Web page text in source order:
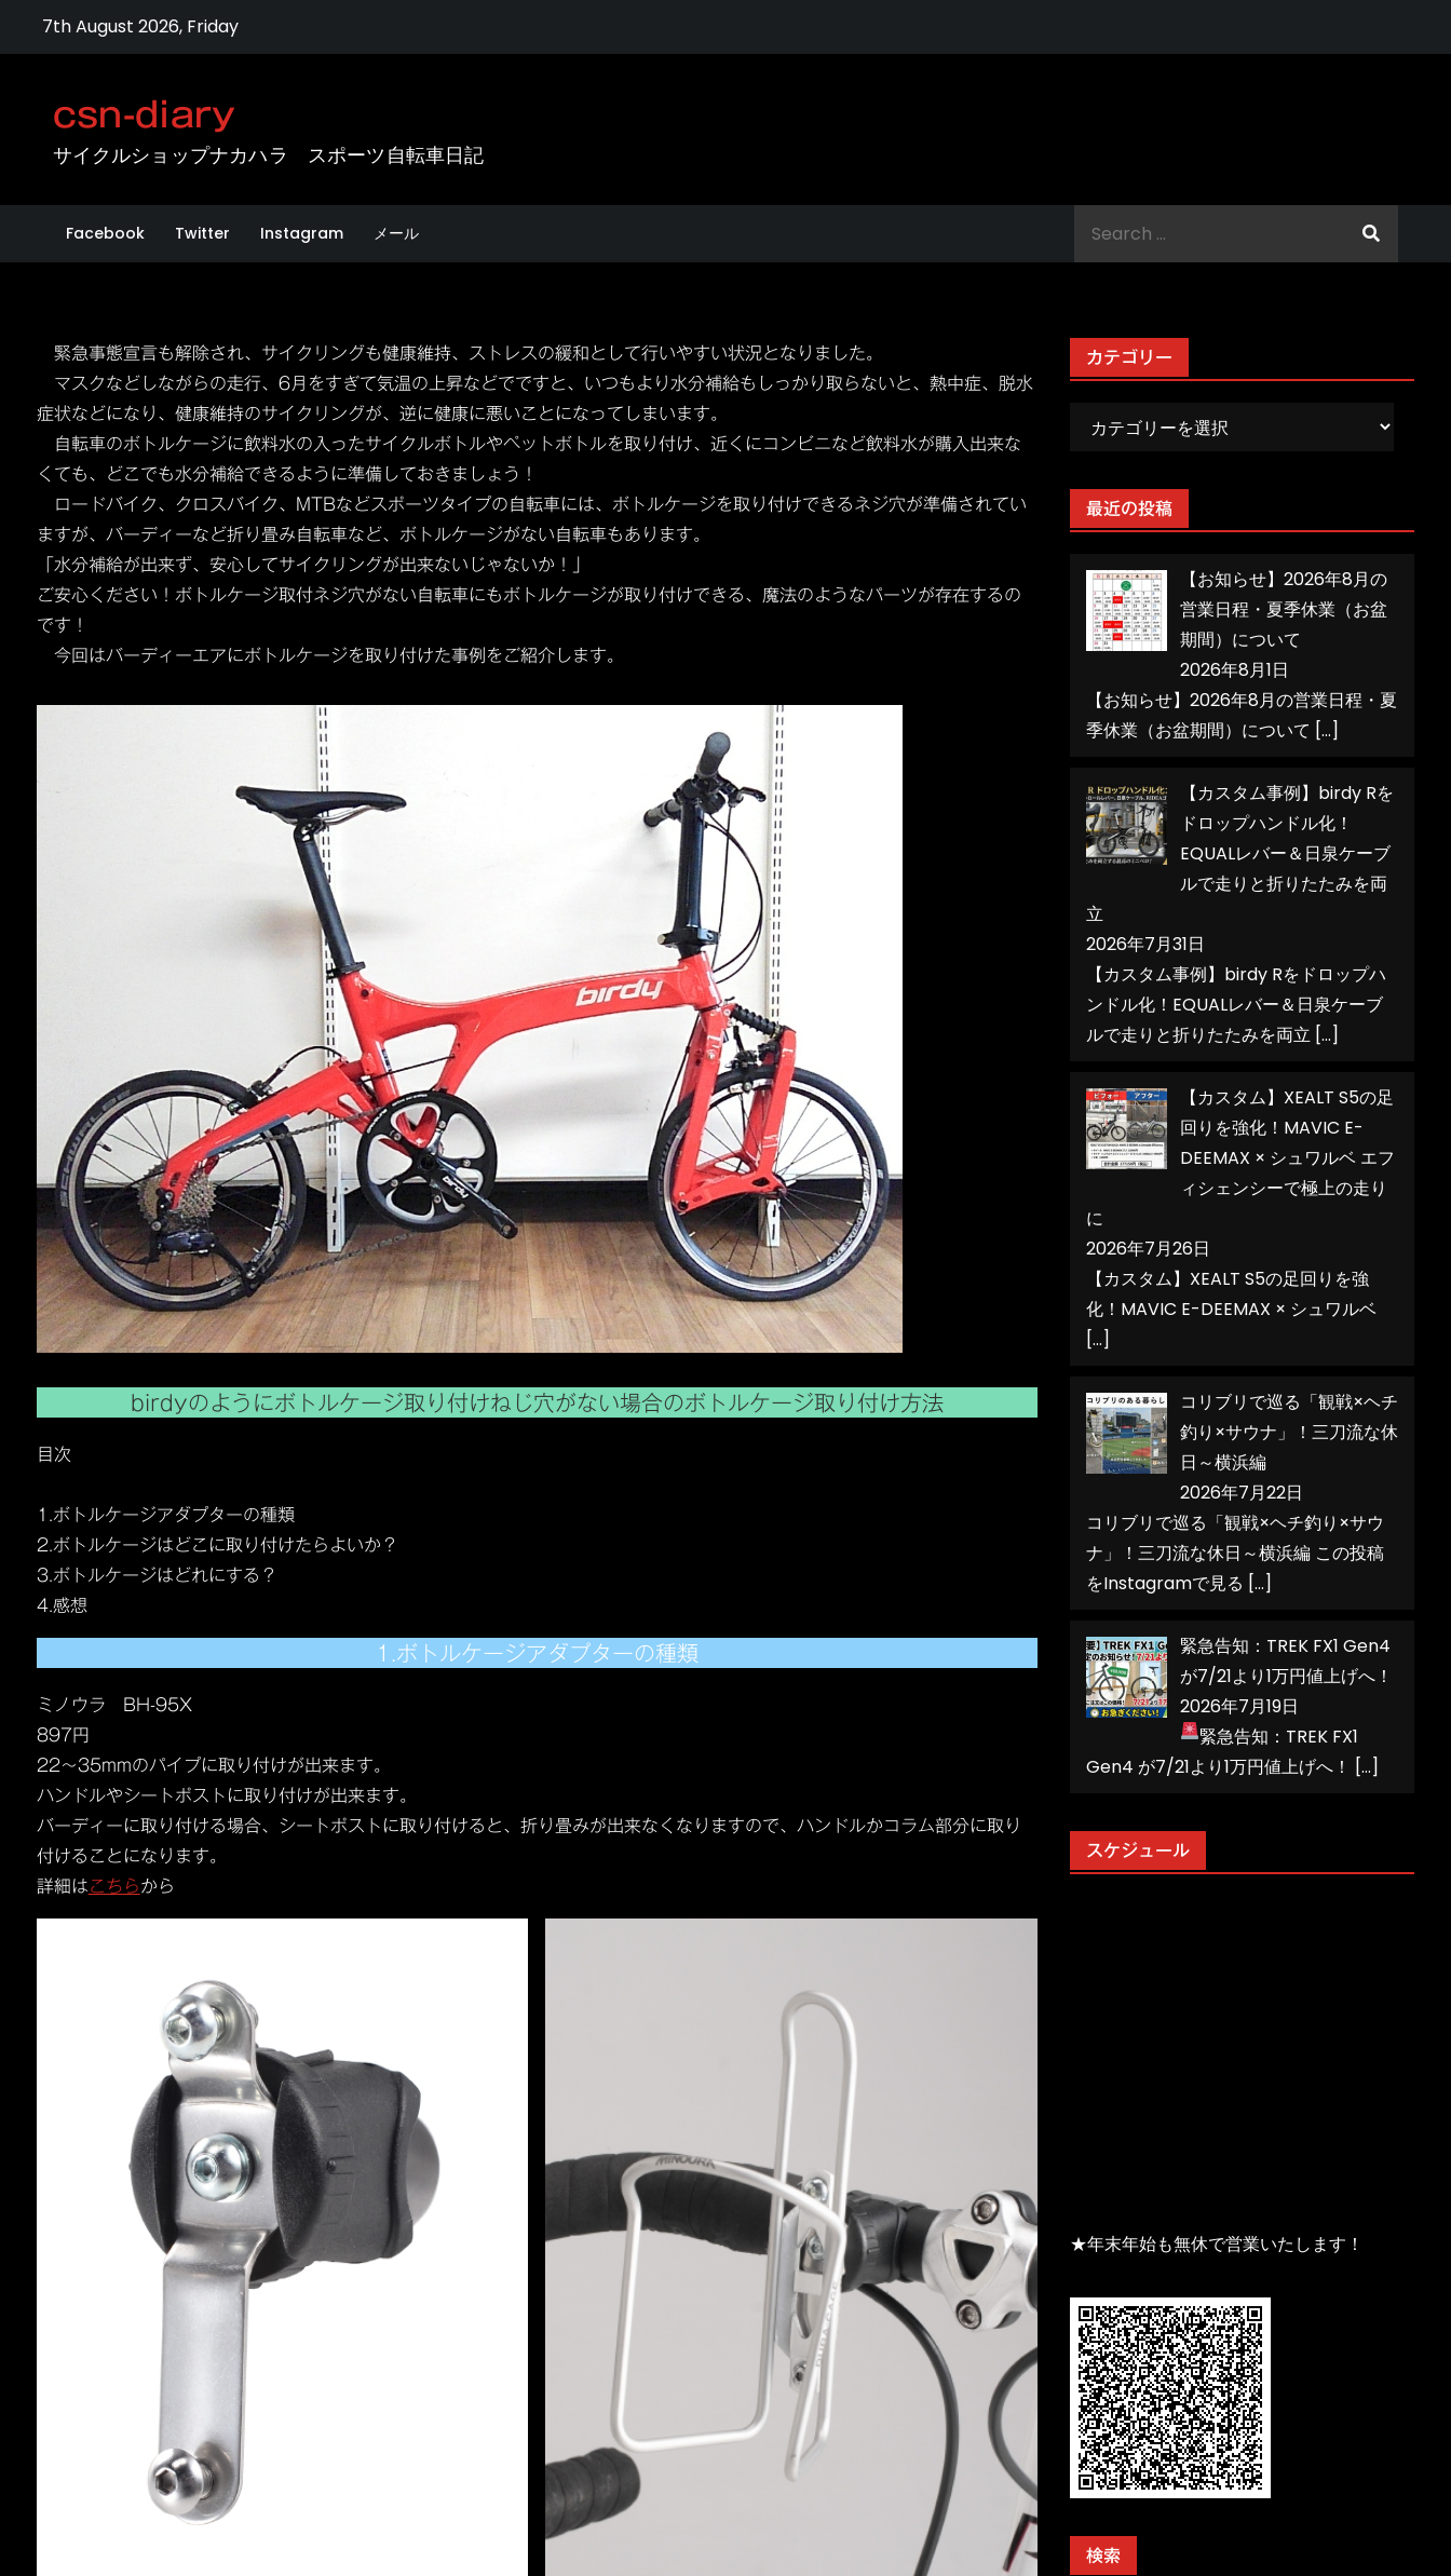
7th August 2026, Friday
csn-diary
サイクルショップナカハラ スポーツ自転車日記
Facebook Twitter Instagram メール
緊急事態宣言も解除され、サイクリングも健康維持、ストレスの緩和として行いやすい状況となりました。
マスクなどしながらの走行、6月をすぎて気温の上昇などでですと、いつもより水分補給もしっかり取らないと、熱中症、脱水
症状などになり、健康維持のサイクリングが、逆に健康に悪いことになってしまいます。
自転車のボトルケージに飲料水の入ったサイクルボトルやペットボトルを取り付け、近くにコンビニなど飲料水が購入出来な
くても、どこでも水分補給できるように準備しておきましょう！
ロードバイク、クロスバイク、MTBなどスポーツタイプの自転車には、ボトルケージを取り付けできるネジ穴が準備されてい
ますが、バーディーなど折り畳み自転車など、ボトルケージがない自転車もあります。
「水分補給が出来ず、安心してサイクリングが出来ないじゃないか！」
ご安心ください！ボトルケージ取付ネジ穴がない自転車にもボトルケージが取り付けできる、魔法のようなパーツが存在するの
です！
今回はバーディーエアにボトルケージを取り付けた事例をご紹介します。
birdyのようにボトルケージ取り付けねじ穴がない場合のボトルケージ取り付け方法
目次
1.ボトルケージアダプターの種類
2.ボトルケージはどこに取り付けたらよいか？
3.ボトルケージはどれにする？
4.感想
1.ボトルケージアダプターの種類
ミノウラ BH-95X
897円
22～35mmのパイプに取り付けが出来ます。
ハンドルやシートポストに取り付けが出来ます。
バーディーに取り付ける場合、シートポストに取り付けると、折り畳みが出来なくなりますので、ハンドルかコラム部分に取り
付けることになります。
詳細はこちらから
カテゴリー
リ
ー
最近の投稿
【お知らせ】2026年8月の
営業日程・夏季休業（お盆
期間）について
2026年8月1日
【お知らせ】2026年8月の営業日程・夏
季休業（お盆期間）について […]
【カスタム事例】birdy Rを
ドロップハンドル化！
EQUALレバー＆日泉ケーブ
ルで走りと折りたたみを両
立
2026年7月31日
【カスタム事例】birdy Rをドロップハ
ンドル化！EQUALレバー＆日泉ケーブ
ルで走りと折りたたみを両立 […]
【カスタム】XEALT S5の足
回りを強化！MAVIC E-
DEEMAX × シュワルベ エフ
ィシェンシーで極上の走り
に
2026年7月26日
【カスタム】XEALT S5の足回りを強
化！MAVIC E-DEEMAX × シュワルベ
[…]
コリブリで巡る「観戦×ヘチ
釣り×サウナ」！三刀流な休
日～横浜編
2026年7月22日
コリブリで巡る「観戦×ヘチ釣り×サウ
ナ」！三刀流な休日～横浜編 この投稿
をInstagramで見る […]
緊急告知：TREK FX1 Gen4
が7/21より1万円値上げへ！
2026年7月19日
緊急告知：TREK FX1
Gen4 が7/21より1万円値上げへ！
[…]
スケジュール
★年末年始も無休で営業いたします！
検索